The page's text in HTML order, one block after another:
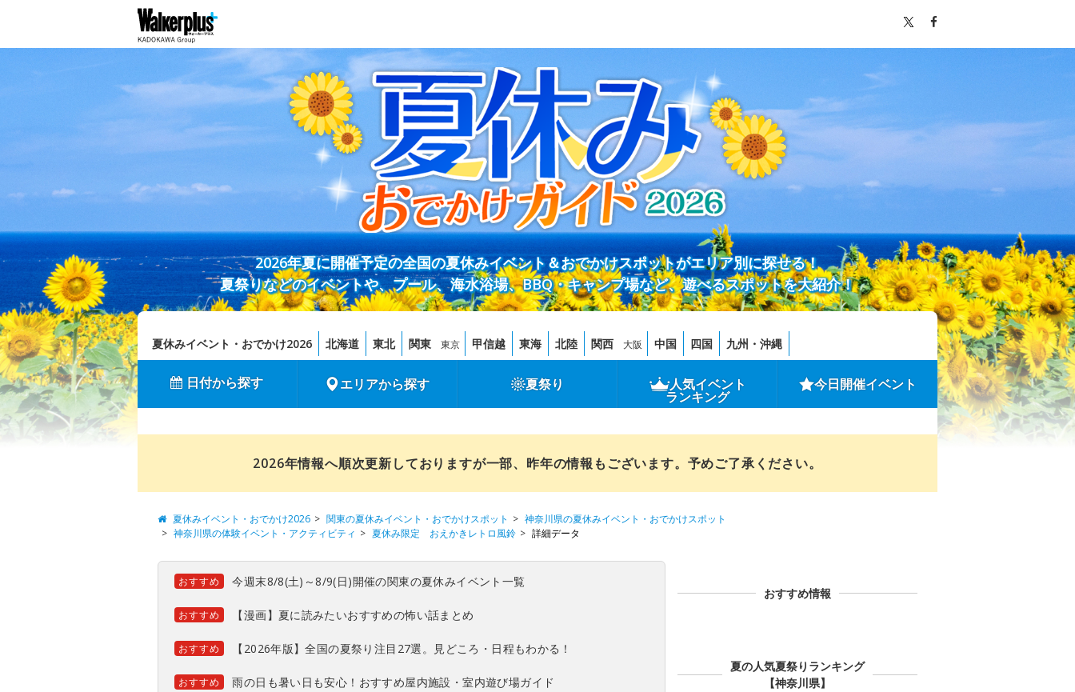
2026年夏に開催予定の全国の夏休みイベント＆おでかけスポットがエリア別に探せる！
夏祭りなどのイベントや、プール、海水浴場、BBQ・キャンプ場など、遊べるスポットを大紹介！
夏休みイベント・おでかけ2026 北海道 東北 関東 東京 甲信越 東海 北陸 関西 大阪 中国 四国 九州・沖縄
日付から探す エリアから探す 夏祭り 人気イベント
ランキング
今日開催イベント
2026年情報へ順次更新しておりますが一部、昨年の情報もございます。予めご了承ください。
夏休みイベント・おでかけ2026 関東の夏休みイベント・おでかけスポット
神奈川県の夏休みイベント・おでかけスポット
神奈川県の体験イベント・アクティビティ
夏休み限定 おえかきレトロ風鈴 詳細データ
おすすめ 今週末8/8(土)～8/9(日)開催の関東の夏休みイベント一覧
おすすめ 【漫画】夏に読みたいおすすめの怖い話まとめ
おすすめ 【2026年版】全国の夏祭り注目27選。見どころ・日程もわかる！
おすすめ 雨の日も暑い日も安心！おすすめ屋内施設・室内遊び場ガイド
おすすめ情報
夏の人気夏祭りランキング
【神奈川県】